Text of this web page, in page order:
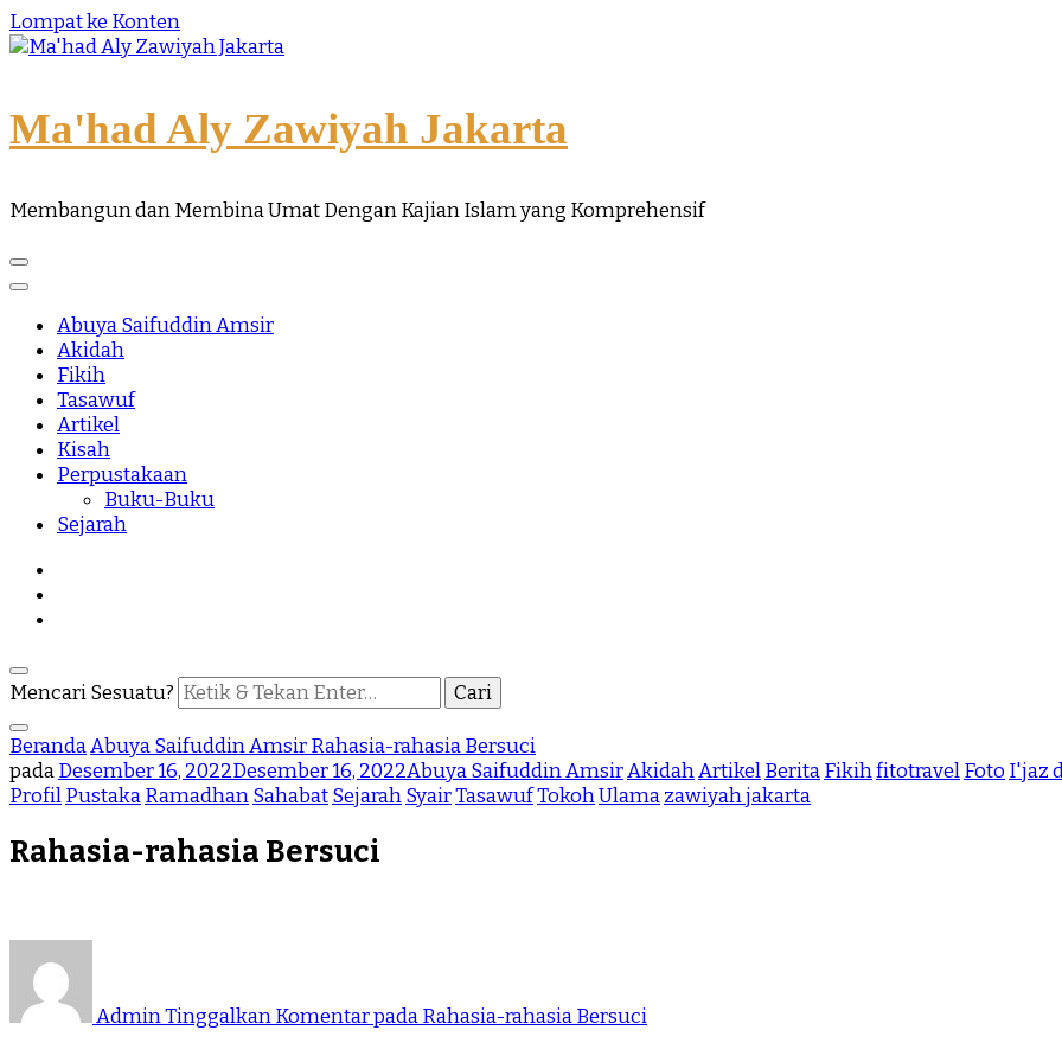
Lompat ke Konten
Ma'had Aly Zawiyah Jakarta
Membangun dan Membina Umat Dengan Kajian Islam yang Komprehensif
Abuya Saifuddin Amsir
Akidah
Fikih
Tasawuf
Artikel
Kisah
Perpustakaan
Buku-Buku
Sejarah
Mencari Sesuatu?
BerandaAbuya Saifuddin AmsirRahasia-rahasia Bersuci
padaDesember 16, 2022Desember 16, 2022Abuya Saifuddin AmsirAkidahArtikelBeritaFikihfitotravelFoto I'jaz
ProfilPustakaRamadhanSahabatSejarahSyairTasawufTokohUlamazawiyah jakarta
Rahasia-rahasia Bersuci
AdminTinggalkan Komentarpada Rahasia-rahasia Bersuci